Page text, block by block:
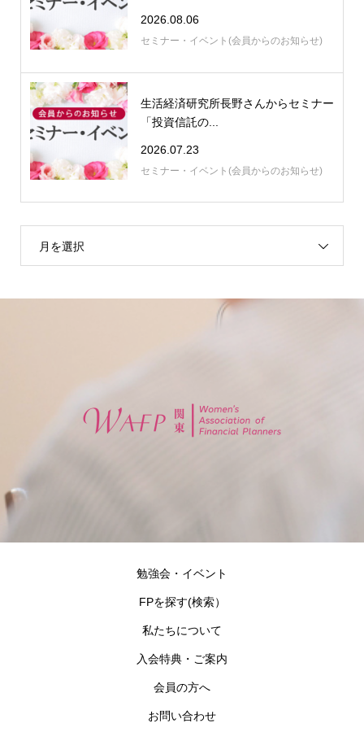
2026.08.06
セミナー・イベント(会員からのお知らせ)
生活経済研究所長野さんからセミナー
「投資信託の...
2026.07.23
セミナー・イベント(会員からのお知らせ)
月を選択
勉強会・イベント
FPを探す(検索）
私たちについて
入会特典・ご案内
会員の方へ
お問い合わせ